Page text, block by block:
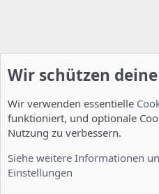
Wir schützen
Wir verwenden essentielle
funktioniert, und optionale
Nutzung zu verbessern.
Siehe weitere Informationen
Einstellungen